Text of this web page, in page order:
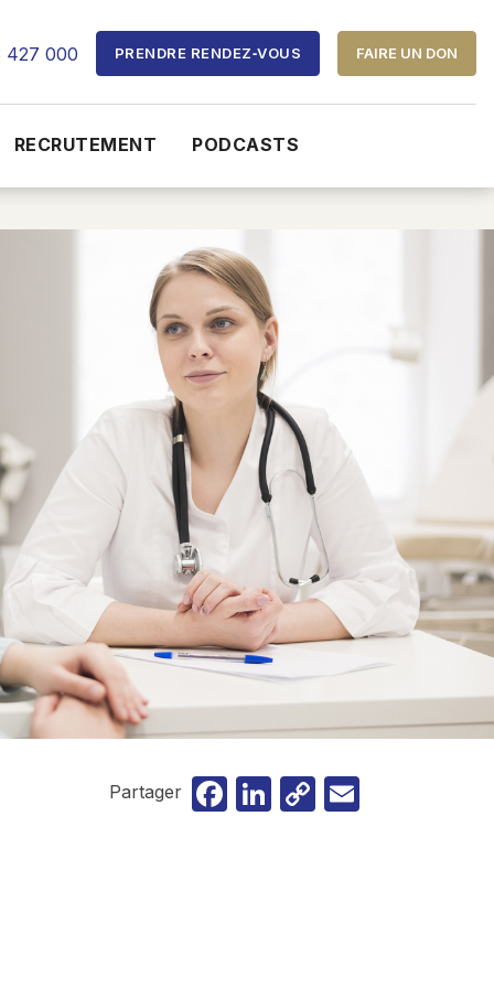
427 000 PRENDRE RENDEZ‑VOUS FAIRE UN DON
RECRUTEMENT PODCASTS
Partager Facebook
LinkedIn
Copy
Link